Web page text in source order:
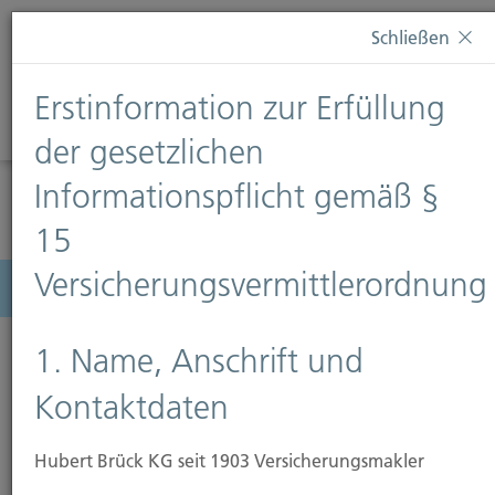
Diese Webseite verwendet Cookies. Wenn Sie weiterhin
Informationen finden Sie auf unserer SeiteDatenschutz
Diese Nachricht nicht erneut anzeigen
Menü
Schließen
Erstinformation zur Erfüllung
der gesetzlichen
Informationspflicht gemäß §
15
Versicherungsvermittlerordnung
1. Name, Anschrift und
Kontaktdaten
Hubert Brück KG seit 1903 Versicherungsmakler